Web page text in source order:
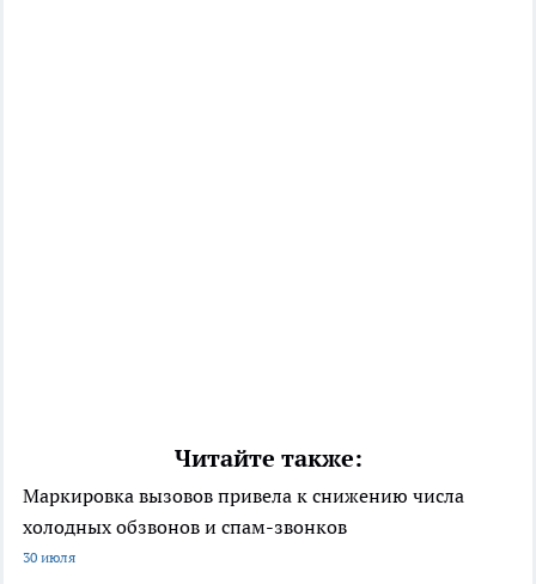
Читайте также:
Маркировка вызовов привела к снижению числа
холодных обзвонов и спам-звонков
30 июля